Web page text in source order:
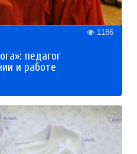
1186
педагог
и работе